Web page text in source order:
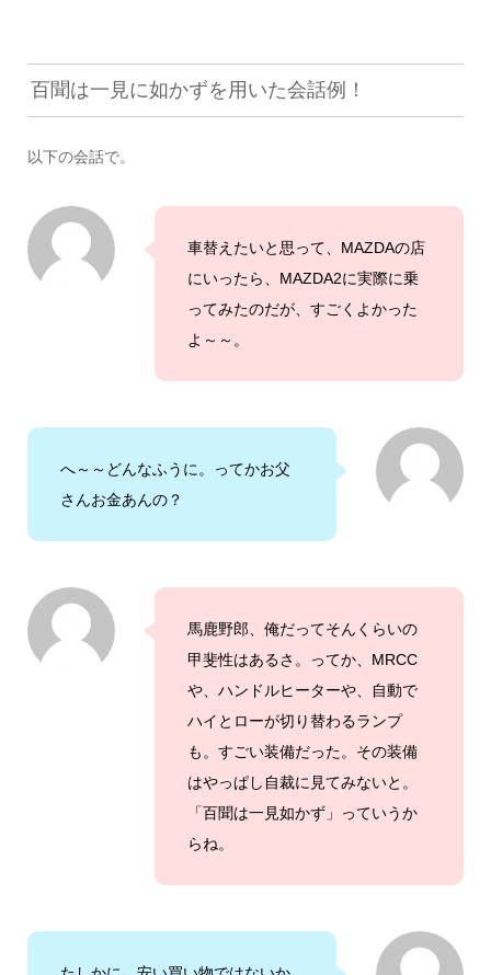
百聞は一見に如かずを用いた会話例！
以下の会話で。
車替えたいと思って、MAZDAの店
にいったら、MAZDA2に実際に乗
ってみたのだが、すごくよかった
よ～～。
へ～～どんなふうに。ってかお父
さんお金あんの？
馬鹿野郎、俺だってそんくらいの
甲斐性はあるさ。ってか、MRCC
や、ハンドルヒーターや、自動で
ハイとローが切り替わるランプ
も。すごい装備だった。その装備
はやっぱし自裁に見てみないと。
「百聞は一見如かず」っていうか
らね。